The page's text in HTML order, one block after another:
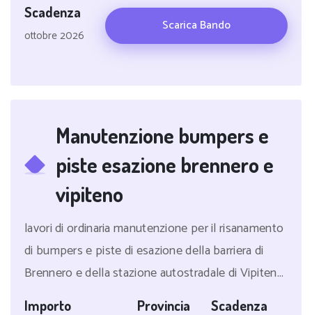
Scadenza
ottobre 2026
Scarica Bando
Manutenzione bumpers e
piste esazione brennero e
vipiteno
lavori di ordinaria manutenzione per il risanamento
di bumpers e piste di esazione della barriera di
Brennero e della stazione autostradale di Vipiten...
Importo Provincia Scadenza